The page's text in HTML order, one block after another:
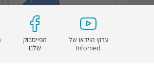
ערוץ הוידאו של
Infomed
הפייסבוק
שלנו